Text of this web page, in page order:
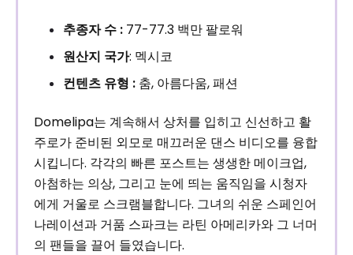
추종자 수 : 77-77.3 백만 팔로워
원산지 국가: 멕시코
컨텐츠 유형 : 춤, 아름다움, 패션
Domelipa는 계속해서 상처를 입히고 신선하고 활
주로가 준비된 외모로 매끄러운 댄스 비디오를 융합
시킵니다. 각각의 빠른 포스트는 생생한 메이크업,
아첨하는 의상, 그리고 눈에 띄는 움직임을 시청자
에게 거울로 스크램블합니다. 그녀의 쉬운 스페인어
나레이션과 거품 스파크는 라틴 아메리카와 그 너머
의 팬들을 끌어 들였습니다.